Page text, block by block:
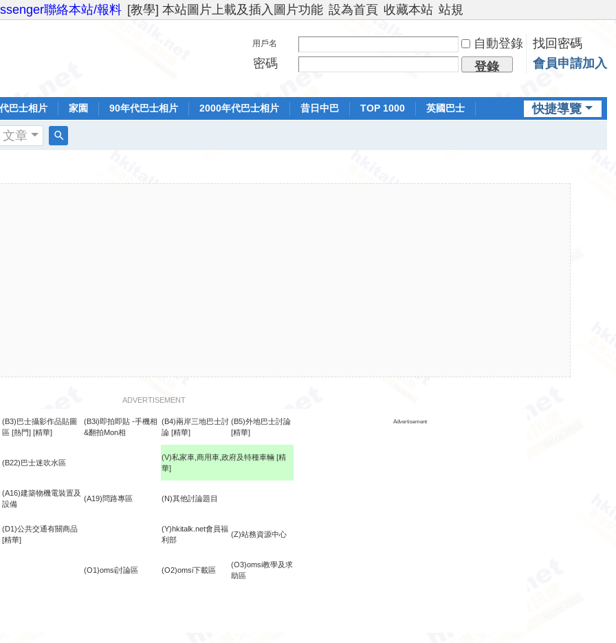
聯絡本站/報料 [教學] 本站圖片上載及插入圖片功能 設為首頁 收藏本站 站規
用戶名 自動登錄
找回密碼
密碼
登錄 會員申請加入
快捷導覽
巴士相片 家園 90年代巴士相片 2000年代巴士相片 昔日中巴 TOP 1000
英國巴士
文章
ADVERTISEMENT
(B3)巴士攝影作品貼圖
區 [熱門] [精華]
(B3i)即拍即貼 -手機相
&翻拍Mon相
(B4)兩岸三地巴士討
論 [精華]
(B5)外地巴士討論
[精華]
Advertisement
(B22)巴士迷吹水區
(V)私家車,商用車,政府及特種車輛 [精
華]
(A16)建築物機電裝置及
設備
(A19)問路專區 (N)其他討論題目
(D1)公共交通有關商品
[精華]
(Y)hkitalk.net會員福
利部
(Z)站務資源中心
(O1)omsi討論區 (O2)omsi下載區
(O3)omsi教學及求
助區